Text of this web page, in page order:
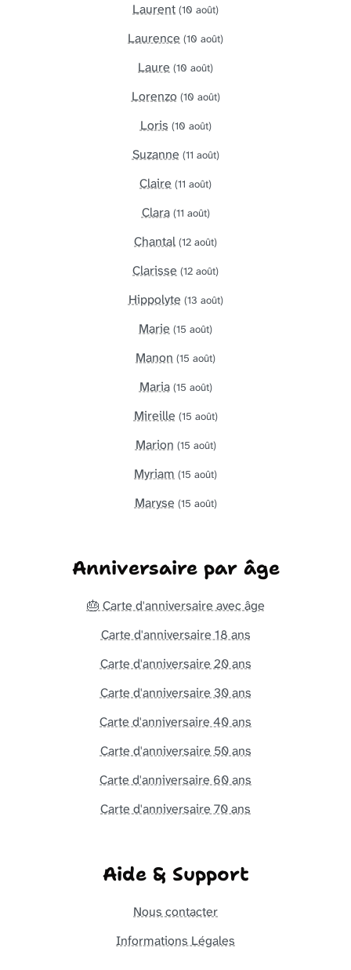
Laurent (10 août)
Laurence (10 août)
Laure (10 août)
Lorenzo (10 août)
Loris (10 août)
Suzanne (11 août)
Claire (11 août)
Clara (11 août)
Chantal (12 août)
Clarisse (12 août)
Hippolyte (13 août)
Marie (15 août)
Manon (15 août)
Maria (15 août)
Mireille (15 août)
Marion (15 août)
Myriam (15 août)
Maryse (15 août)
Anniversaire par âge
🎂 Carte d'anniversaire avec âge
Carte d'anniversaire 18 ans
Carte d'anniversaire 20 ans
Carte d'anniversaire 30 ans
Carte d'anniversaire 40 ans
Carte d'anniversaire 50 ans
Carte d'anniversaire 60 ans
Carte d'anniversaire 70 ans
Aide & Support
Nous contacter
Informations Légales